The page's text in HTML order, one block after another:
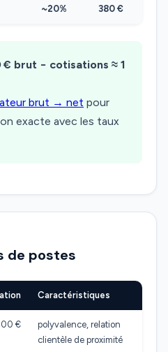
~20% 380 €
€ brut − cotisations ≈ 1
brut → net pour
exacte avec les taux
de postes
Caractéristiques
€
polyvalence, relation
clientèle de proximité